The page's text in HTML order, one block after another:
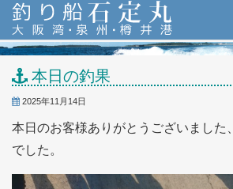
本日の釣果
2025年11月14日
本日のお客様ありがとうございました
でした。